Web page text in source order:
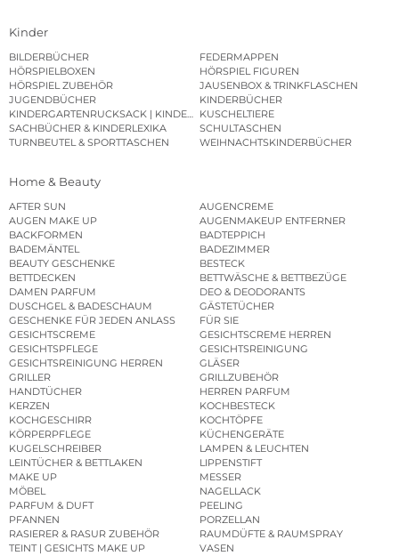
Kinder
BILDERBÜCHER
FEDERMAPPEN
HÖRSPIELBOXEN
HÖRSPIEL FIGUREN
HÖRSPIEL ZUBEHÖR
JAUSENBOX & TRINKFLASCHEN
JUGENDBÜCHER
KINDERBÜCHER
KINDERGARTENRUCKSACK | KINDERGARTENBEUTEL
KUSCHELTIERE
SACHBÜCHER & KINDERLEXIKA
SCHULTASCHEN
TURNBEUTEL & SPORTTASCHEN
WEIHNACHTSKINDERBÜCHER
Home & Beauty
AFTER SUN
AUGENCREME
AUGEN MAKE UP
AUGENMAKEUP ENTFERNER
BACKFORMEN
BADTEPPICH
BADEMÄNTEL
BADEZIMMER
BEAUTY GESCHENKE
BESTECK
BETTDECKEN
BETTWÄSCHE & BETTBEZÜGE
DAMEN PARFUM
DEO & DEODORANTS
DUSCHGEL & BADESCHAUM
GÄSTETÜCHER
GESCHENKE FÜR JEDEN ANLASS
FÜR SIE
GESICHTSCREME
GESICHTSCREME HERREN
GESICHTSPFLEGE
GESICHTSREINIGUNG
GESICHTSREINIGUNG HERREN
GLÄSER
GRILLER
GRILLZUBEHÖR
HANDTÜCHER
HERREN PARFUM
KERZEN
KOCHBESTECK
KOCHGESCHIRR
KOCHTÖPFE
KÖRPERPFLEGE
KÜCHENGERÄTE
KUGELSCHREIBER
LAMPEN & LEUCHTEN
LEINTÜCHER & BETTLAKEN
LIPPENSTIFT
MAKE UP
MESSER
MÖBEL
NAGELLACK
PARFUM & DUFT
PEELING
PFANNEN
PORZELLAN
RASIERER & RASUR ZUBEHÖR
RAUMDÜFTE & RAUMSPRAY
TEINT | GESICHTS MAKE UP
VASEN